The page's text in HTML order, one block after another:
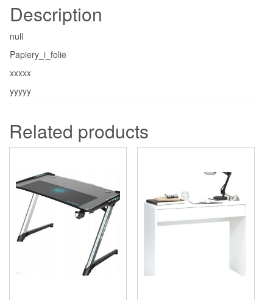
Description
null
Papiery_i_folie
xxxxx
yyyyy
Related products